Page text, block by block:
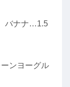
ナナ…1.5
ヨーグル